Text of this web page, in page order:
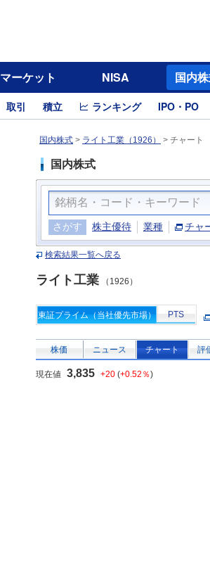
マーケット NISA 国内
取引 積立 ランキング IPO・PO
国内株式 > ライト工業（1926） > チャート
国内株式
さがす 株主優待 業種 チャ
検索結果一覧へ戻る
ライト工業 （1926）
東証プライム（当社優先市場） PTS
株価 ニュース チャート 評
現在値 3,835 +20 (+0.52％)